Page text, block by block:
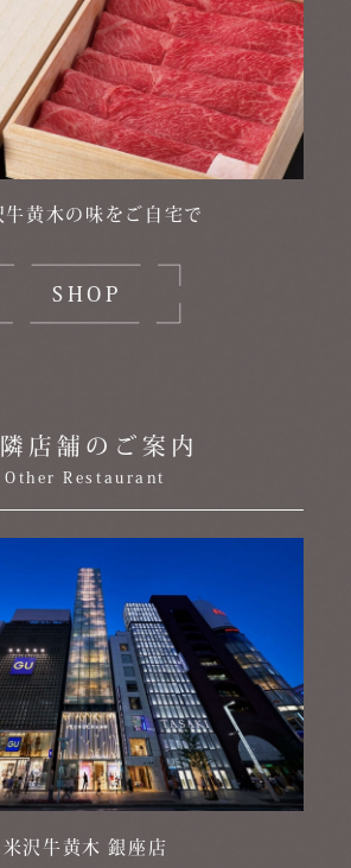
牛黄木の味をご自宅で
SHOP
店舗のご案内
Other Restaurant
米沢牛黄木 銀座店